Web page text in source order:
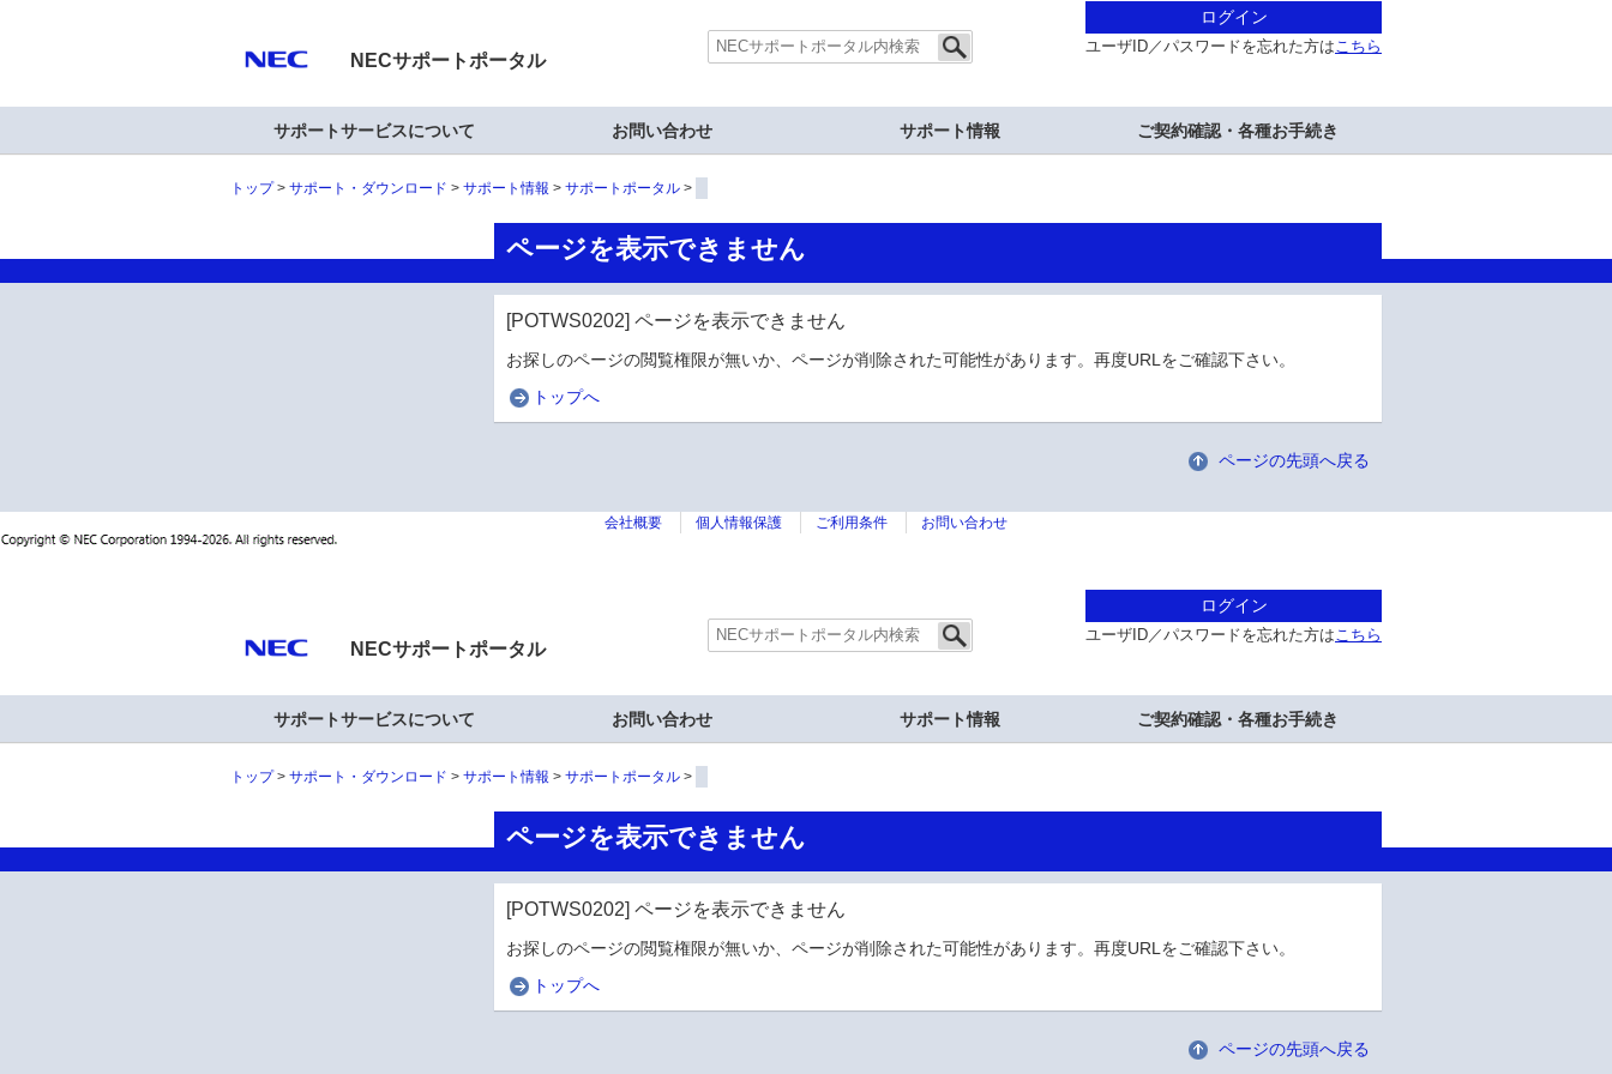
NECサポートポータル
ログイン
ユーザID／パスワードを忘れた方はこちら
サポートサービスについて お問い合わせ サポート情報 ご契約確認・各種お手続き
トップ サポート・ダウンロード サポート情報 サポートポータル
ページを表示できません
[POTWS0202] ページを表示できません
お探しのページの閲覧権限が無いか、ページが削除された可能性があります。再度URLをご確認下さい。
トップへ
ページの先頭へ戻る
会社概要 個人情報保護 ご利用条件 お問い合わせ
NECサポートポータル
ログイン
ユーザID／パスワードを忘れた方はこちら
サポートサービスについて お問い合わせ サポート情報 ご契約確認・各種お手続き
トップ サポート・ダウンロード サポート情報 サポートポータル
ページを表示できません
[POTWS0202] ページを表示できません
お探しのページの閲覧権限が無いか、ページが削除された可能性があります。再度URLをご確認下さい。
トップへ
ページの先頭へ戻る